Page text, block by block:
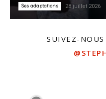
Ses adaptations 28 juillet 2026
SUIVEZ-